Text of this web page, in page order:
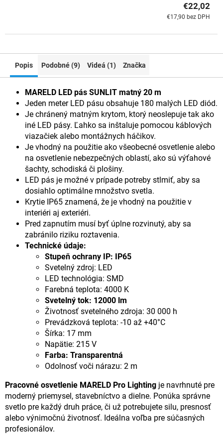
€17,90 bez DPH
€22,02
Popis Podobné (9) Videá (1) Značka
MARELD LED pás SUNLIT matný 20 m
Jeden meter LED pásu obsahuje 180 malých LED diód.
Je chránený matným krytom, ktorý neoslepuje tak ako
iné LED pásy. Ľahko sa inštaluje pomocou káblových
viazačiek alebo montážnych háčikov.
Je vhodný na použitie ako všeobecné osvetlenie alebo
na osvetlenie nebezpečných oblastí, ako sú výťahové
šachty, schodiská či plošiny.
LED pás je možné v prípade potreby stlmiť, aby sa
dosiahlo optimálne množstvo svetla.
Krytie IP65 znamená, že je vhodný na použitie v
interiéri aj exteriéri.
Pred zapnutím musí byť úplne rozvinutý, aby sa
zabránilo riziku roztavenia.
Technické údaje:
Stupeň ochrany IP: IP65
Svetelný zdroj: LED
LED technológia: SMD
Farebná teplota: 4000 K
Svetelný tok: 12000 lm
Životnosť svetelného zdroja: 30 000 h
Prevádzková teplota: -10 až +40°C
Šírka: 17 mm
Napätie: 215 V
Farba: Transparentná
Odolnosť voči nárazu: 2 m
Pracovné osvetlenie MARELD Pro Lighting je navrhnuté pre
moderný priemysel, stavebníctvo a dielne. Ponúka správne
svetlo pre každý druh práce, či už potrebujete silu, presnosť
alebo výnimočnú životnosť. Ideálna voľba pre súčasných
profesionálov.